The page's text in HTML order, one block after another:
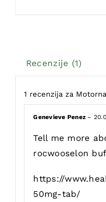
Recenzije (1)
1 recenzija za
Genevieve Penez –
Tell me more
rocwooselon
https://
50mg-tab/